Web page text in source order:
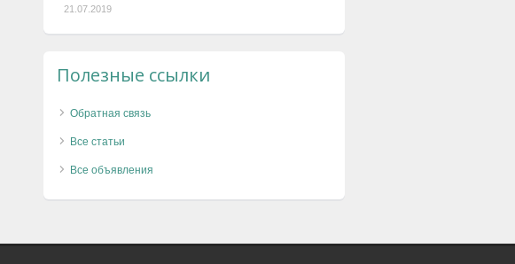
21.07.2019
Полезные ссылки
Обратная связь
Все статьи
Все объявления